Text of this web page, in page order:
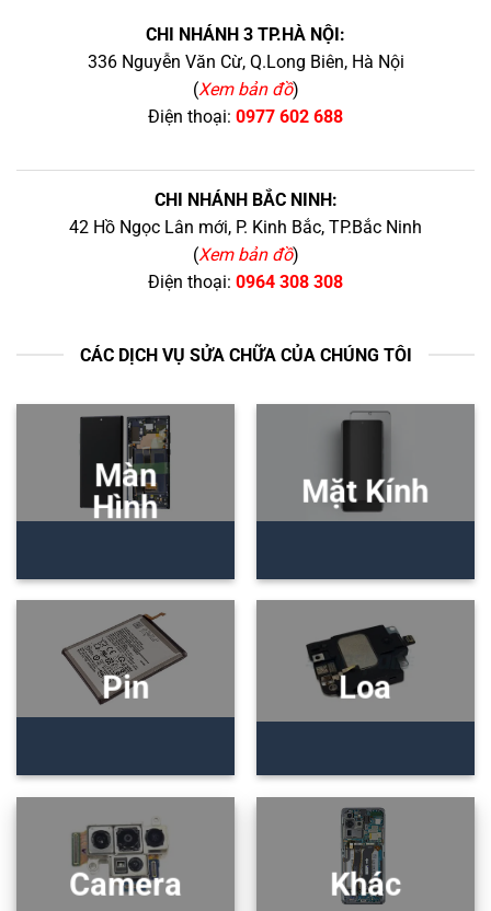
CHI NHÁNH 3 TP.HÀ NỘI:
336 Nguyễn Văn Cừ, Q.Long Biên, Hà Nội
(Xem bản đồ)
Điện thoại: 0977 602 688
CHI NHÁNH BẮC NINH:
42 Hồ Ngọc Lân mới, P. Kinh Bắc, TP.Bắc Ninh
(Xem bản đồ)
Điện thoại: 0964 308 308
CÁC DỊCH VỤ SỬA CHỮA CỦA CHÚNG TÔI
Màn
Hình
Mặt Kính
Pin Loa
Camera Khác